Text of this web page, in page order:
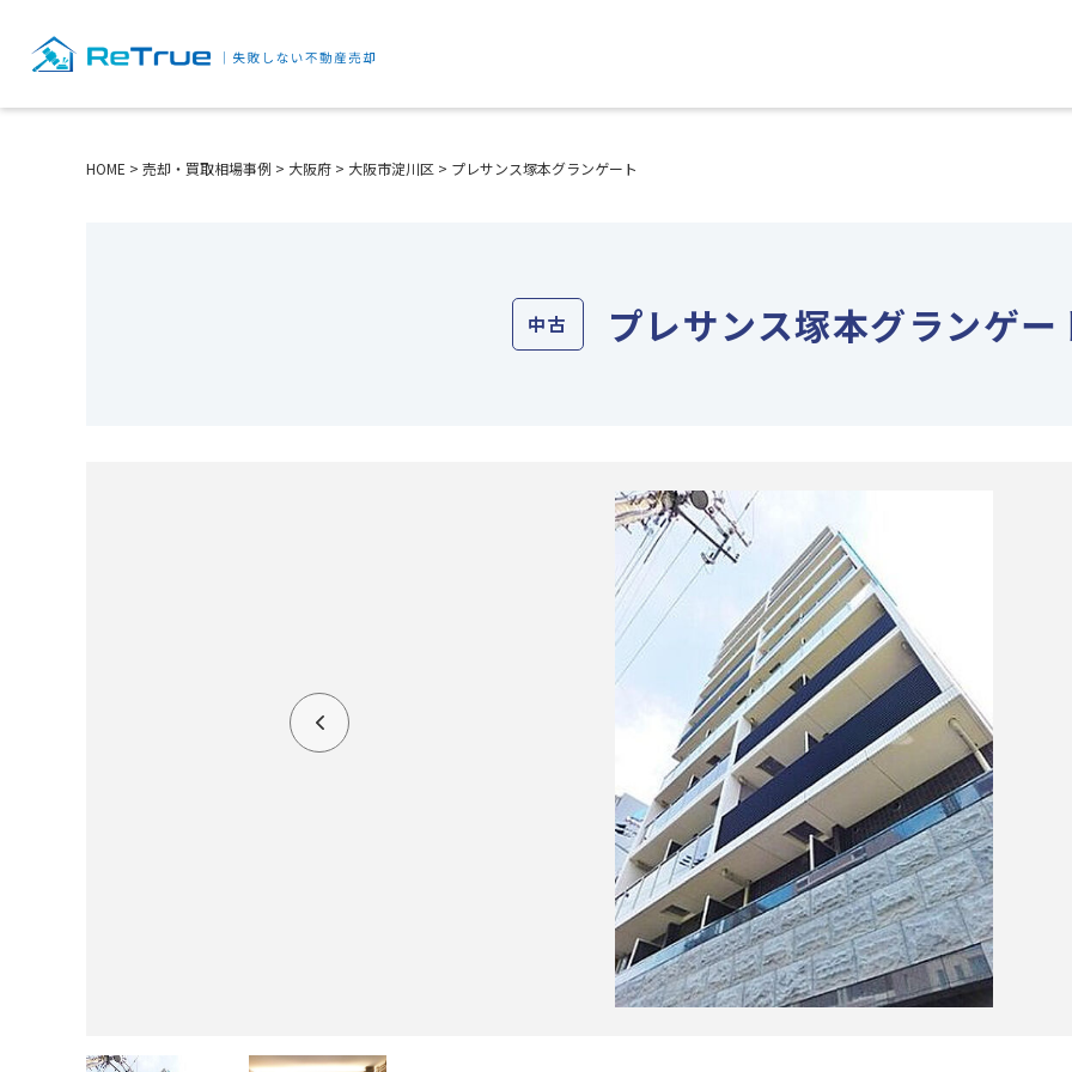
HOME > 売却・買取相場事例 > 大阪府 > 大阪市淀川区 > プレサンス塚本グランゲート
中古 プレサンス塚本グランゲー